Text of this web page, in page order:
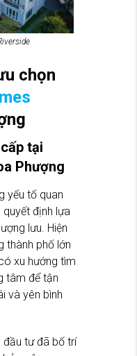
chọn
tại
Phượng
yếu tố quan
quyết định lựa
lưu. Hiện
thành phố lớn
xu hướng tìm
tâm để tận
và yên bình
đầu tư đã bố trí